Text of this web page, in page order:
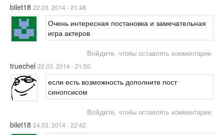
bilet18 22.03. 2014 - 21:48
Очень интересная постановка и замечательная
игра актеров
Войдите, чтобы оставлять комментарии
truechel 22.03. 2014 - 21:50
если есть возможность дополните пост
синопсисом
Войдите, чтобы оставлять комментарии
bilet18 24.03. 2014 - 22:42